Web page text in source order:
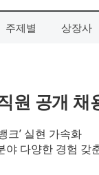
주제별 상장사
원 공개 채
크’ 실현 가속화
야 다양한 경험 갖